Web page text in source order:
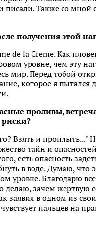
Также со мной
получения этой
de la Creme. Как
уровне, чем эту
мир. Перед тобой
которое я пытался
проливы,
Взять и проплыть..."
тайн и
есть опасность
в воде. Думаю, что
уровне. Благодарю
делаю, зачем жертвую
заявил в одном из
пальцев на